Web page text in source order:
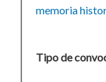
memoria
Tipo de